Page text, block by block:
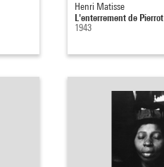
Henri Matisse
L'enterrement de Pierrot
1943